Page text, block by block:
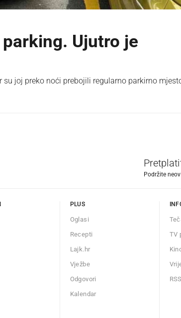
Ujutro je
joj preko noći prebojili regularno parkirno
Podržite
PLUS
Oglasi
Recepti
Lajk.hr
Vježbe
Odgovori
Kalendar
TV